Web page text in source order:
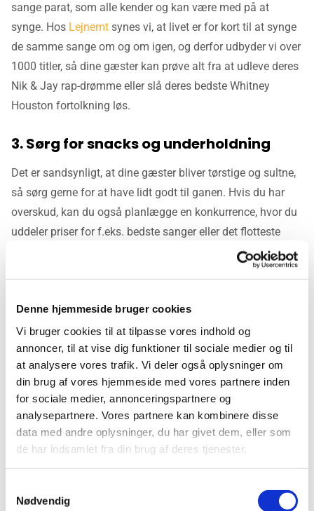
Denne hjemmeside bruger cookies
Vi bruger cookies til at tilpasse vores indhold og
annoncer, til at vise dig funktioner til sociale medier og til
at analysere vores trafik. Vi deler også oplysninger om
din brug af vores hjemmeside med vores partnere inden
for sociale medier, annonceringspartnere og
analysepartnere. Vores partnere kan kombinere disse
data med andre oplysninger, du har givet dem, eller som
de har indsamlet fra din brug af deres tjenester.
Nødvendig
sange parat, som alle kender og kan være med på at
synge. Hos Lejnemt synes vi, at livet er for kort til at synge
de samme sange om og om igen, og derfor udbyder vi over
1000 titler, så dine gæster kan prøve alt fra at udleve deres
Nik & Jay rap-drømme eller slå deres bedste Whitney
Houston fortolkning løs.
3. Sørg for snacks og underholdning
Det er sandsynligt, at dine gæster bliver tørstige og sultne,
så sørg gerne for at have lidt godt til ganen. Hvis du har
overskud, kan du også planlægge en konkurrence, hvor du
uddeler priser for f.eks. bedste sanger eller det flotteste
Ingen hemmelige talenter kræves: Alle kan synge karaoke
Du kan måske frygte, at dine gæster vil være for generte til
at skulle stille sig op for at synge, og det kan derfor være
en god idé at sikre at du har et par gæster med til din fest,
som du ved ikke kan vente med at folde sig ud på scenen.
Dog vil du garanteret også blive overrasket over hvor
mange af dine gæster, der gemmer på en skjult sanger eller
sangerinde, som vil komme til live under din karaokefest.
Karaoke er for alle, uanset om man synger pivende falsk
karaokeaften er at skabe en livlig og åben atmosfære. Hvis